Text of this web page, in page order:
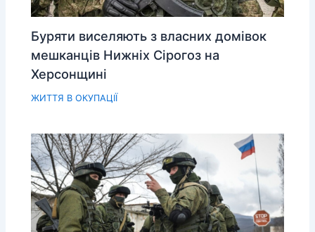
Буряти виселяють з власних домівок
мешканців Нижніх Сірогоз на
Херсонщині
ЖИТТЯ В ОКУПАЦІЇ